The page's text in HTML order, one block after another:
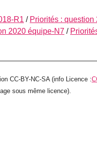
R1 / Priorités : question
2020 équipe-N7 /
CC-BY-NC-SA (info Licence :
sous même licence).